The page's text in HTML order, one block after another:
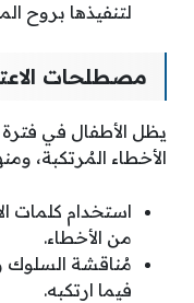
لتنفيذها بروح
مصطلحات
يظل الأطفال في
الأخطاء المُرتكبة،
استخدام كلمات
من الأخطاء.
مُناقشة السلوك
فيما ارتكبه.